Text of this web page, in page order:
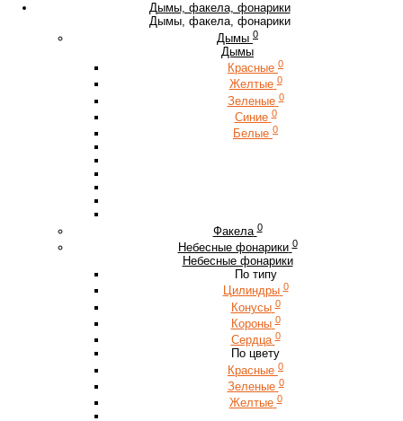
Дымы, факела, фонарики
Дымы, факела, фонарики
Дымы 0
Дымы
Красные 0
Желтые 0
Зеленые 0
Синие 0
Белые 0
Факела 0
Небесные фонарики 0
Небесные фонарики
По типу
Цилиндры 0
Конусы 0
Короны 0
Сердца 0
По цвету
Красные 0
Зеленые 0
Желтые 0